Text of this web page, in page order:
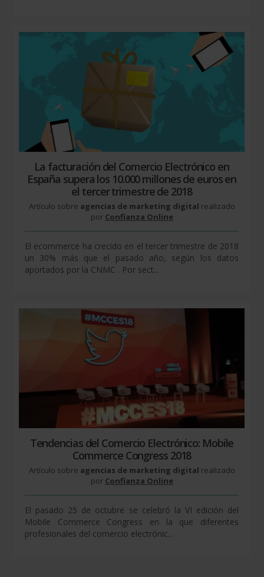
La facturación del Comercio Electrónico en
España supera los 10.000 millones de euros en
el tercer trimestre de 2018
Artículo sobre agencias de marketing digital realizado
por Confianza Online
El ecommerce ha crecido en el tercer trimestre de 2018
un 30% más que el pasado año, según los datos
aportados por la CNMC . Por sect...
Tendencias del Comercio Electrónico: Mobile
Commerce Congress 2018
Artículo sobre agencias de marketing digital realizado
por Confianza Online
El pasado 25 de octubre se celebró la VI edición del
Mobile Commerce Congress en la que diferentes
profesionales del comercio electrónic...